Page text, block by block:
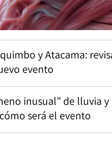
y Atacama:
evento
inusual” de lluvia y
será el evento